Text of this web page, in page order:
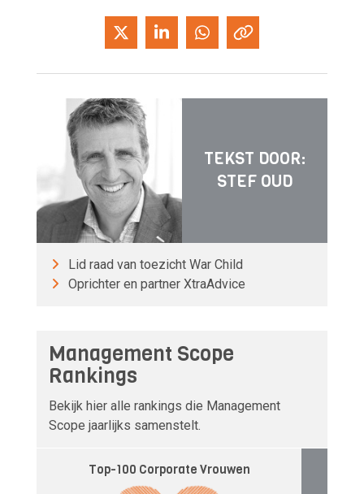
TEKST DOOR:
STEF OUD
Lid raad van toezicht War Child
Oprichter en partner XtraAdvice
Management Scope
Rankings
Bekijk hier alle rankings die Management
Scope jaarlijks samenstelt.
Top-100 Corporate Vrouwen